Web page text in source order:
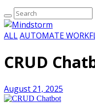
ALLAUTOMATE
CRUD
August 21, 2025